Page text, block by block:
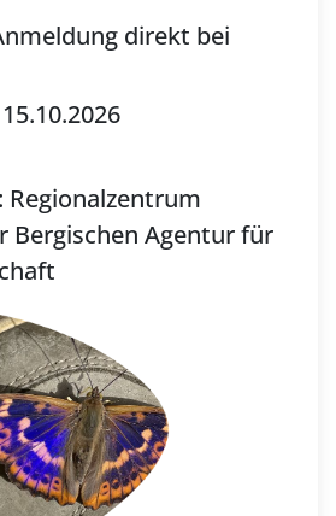
direkt bei
15.10.2026
Regionalzentrum
Bergischen Agentur für